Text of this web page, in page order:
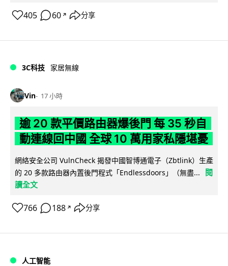
405 60 ↗ 分享
3C科技 家居無線
Vin 17 小時
逾 20 款平價路由器爆後門 每 35 秒自
動連線回中國 全球 10 萬用家私隱堪憂
網絡安全公司 VulnCheck 揭發中國智博通電子（Zbtlink）生產
的 20 多款路由器內置後門程式「Endlessdoors」（無盡...
閱
讀全文
766 188 ↗ 分享
人工智能